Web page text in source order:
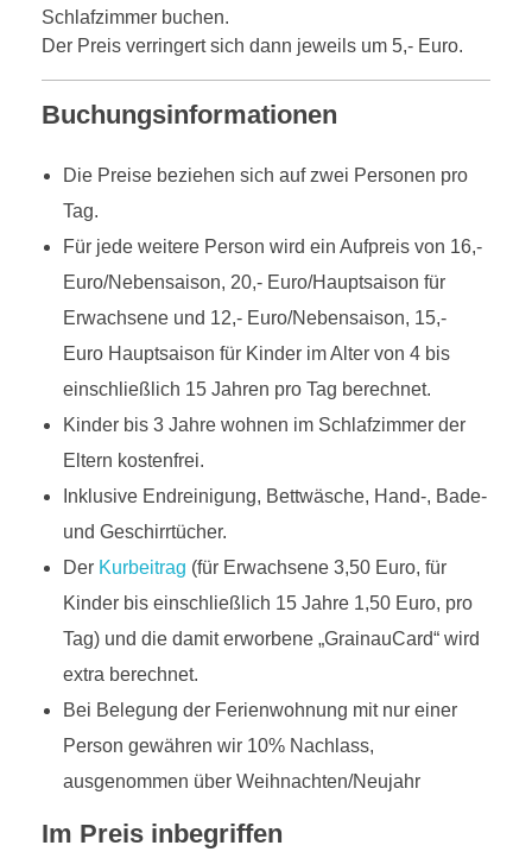
Schlafzimmer buchen.
Der Preis verringert sich dann jeweils um 5,- Euro.
Buchungsinformationen
Die Preise beziehen sich auf zwei Personen pro
Tag.
Für jede weitere Person wird ein Aufpreis von 16,-
Euro/Nebensaison, 20,- Euro/Hauptsaison für
Erwachsene und 12,- Euro/Nebensaison, 15,-
Euro Hauptsaison für Kinder im Alter von 4 bis
einschließlich 15 Jahren pro Tag berechnet.
Kinder bis 3 Jahre wohnen im Schlafzimmer der
Eltern kostenfrei.
Inklusive Endreinigung, Bettwäsche, Hand-, Bade-
und Geschirrtücher.
Der Kurbeitrag (für Erwachsene 3,50 Euro, für
Kinder bis einschließlich 15 Jahre 1,50 Euro, pro
Tag) und die damit erworbene „GrainauCard“ wird
extra berechnet.
Bei Belegung der Ferienwohnung mit nur einer
Person gewähren wir 10% Nachlass,
ausgenommen über Weihnachten/Neujahr
Im Preis inbegriffen